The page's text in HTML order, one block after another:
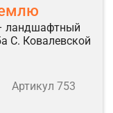
ландшафтный
С. Ковалевской
Артикул 753